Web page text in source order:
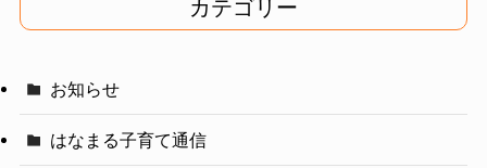
ブ
カテゴリー
お知らせ
はなまる子育て通信